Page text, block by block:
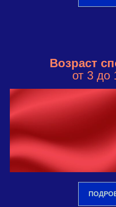
Возраст
от 3 до